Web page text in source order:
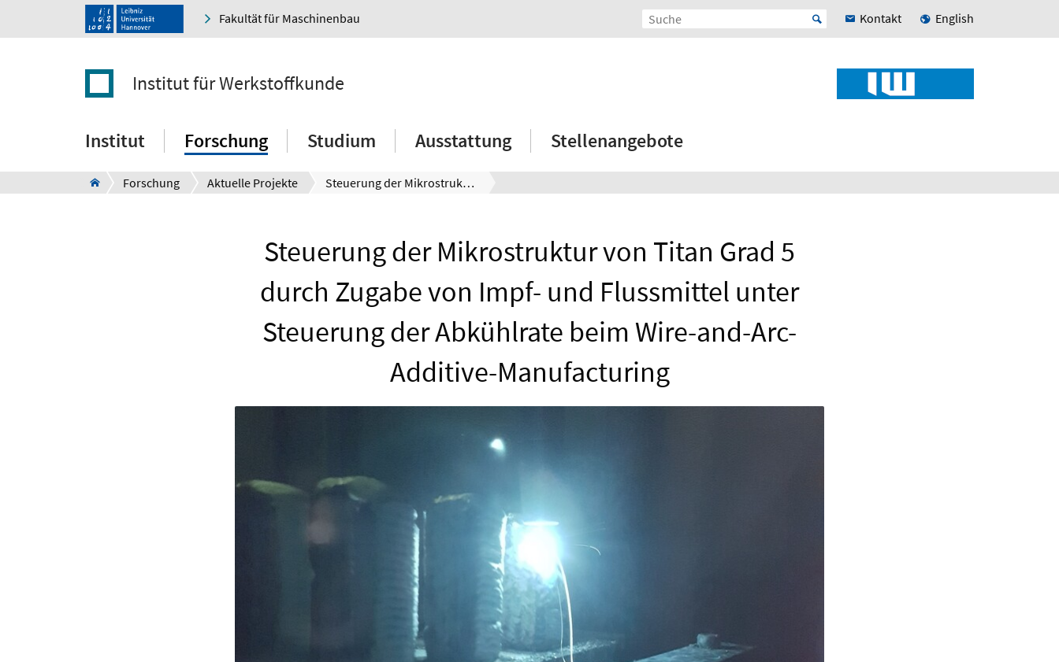
Fakultät für Maschinenbau Kontakt English
Institut für Werkstoffkunde
Institut Forschung Studium Ausstattung Stellenangebote
Forschung Aktuelle Projekte Steuerung der Mikrostruktur von Titan Grad 5 durch Zugabe von Impf- und Flussmittel unter Steuerung der Abkühlrate beim Wire-and-Arc-Additive-Manufacturing
Steuerung der Mikrostruktur von Titan Grad 5
durch Zugabe von Impf- und Flussmittel unter
Steuerung der Abkühlrate beim Wire-and-Arc-
Additive-Manufacturing